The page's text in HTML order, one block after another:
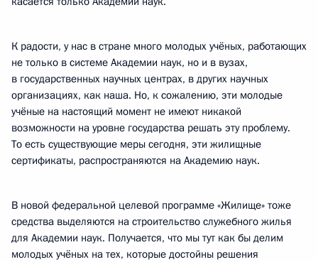
К радости, у нас в стране много молодых учёных, работающих
не только в системе Академии наук, но и в вузах,
в государственных научных центрах, в других научных
организациях, как наша. Но, к сожалению, эти молодые
учёные на настоящий момент не имеют никакой
возможности на уровне государства решать эту проблему.
То есть существующие меры сегодня, эти жилищные
сертификаты, распространяются на Академию наук.
В новой федеральной целевой программе «Жилище» тоже
средства выделяются на строительство служебного жилья
для Академии наук. Получается, что мы тут как бы делим
молодых учёных на тех, которые достойны решения